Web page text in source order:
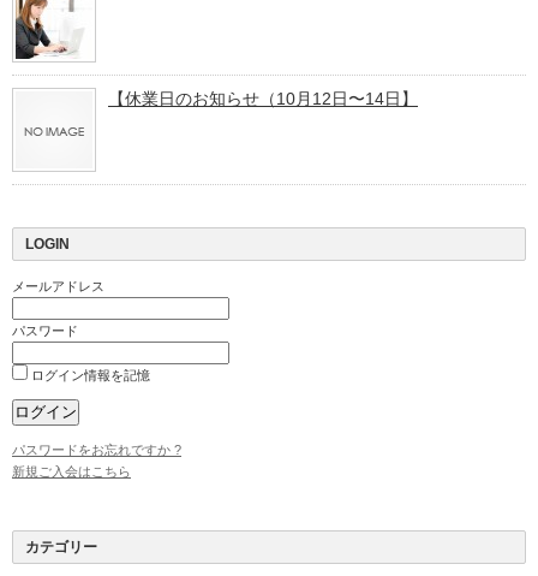
【休業日のお知らせ（10月12日〜14日】
LOGIN
メールアドレス
パスワード
ログイン情報を記憶
パスワードをお忘れですか ?
新規ご入会はこちら
カテゴリー